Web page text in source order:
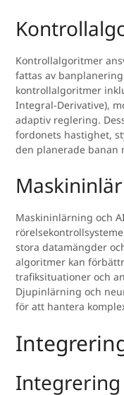
Kontrollalgoritmer
fattas av
kontrollalgoritmer
Integral-Derivative),
adaptiv reglering.
fordonets hastighet,
den planerade banan
Maskininlärning och
stora datamängder
algoritmer kan
trafiksituationer och
Djupinlärning och
för att hantera
Integrering